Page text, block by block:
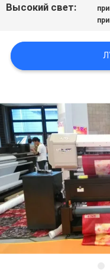
СЛУЧАИ
COMPANY
NEWS
КАРТА
САЙТА
ПОЛИТИКА
Высокий свет: